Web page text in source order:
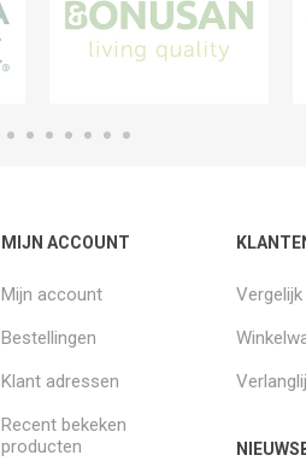
MIJN ACCOUNT
Mijn account
Bestellingen
Klant adressen
Recent bekeken
producten